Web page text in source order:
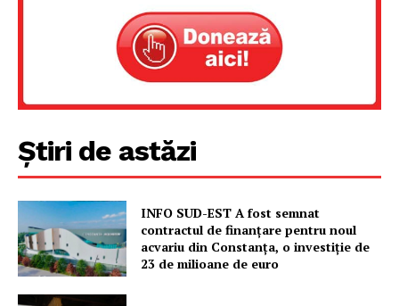
PRESShub
Despre noi / Echipa
Proiecte editoriale
Rețea
Contact
Știri de astăzi
INFO SUD-EST A fost semnat
contractul de finanțare pentru noul
acvariu din Constanța, o investiție de
23 de milioane de euro